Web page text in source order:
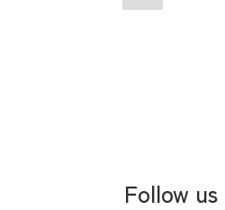
Follow us